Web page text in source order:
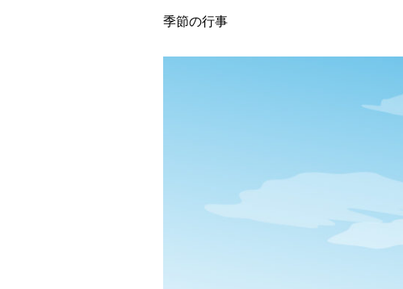
季節の行事